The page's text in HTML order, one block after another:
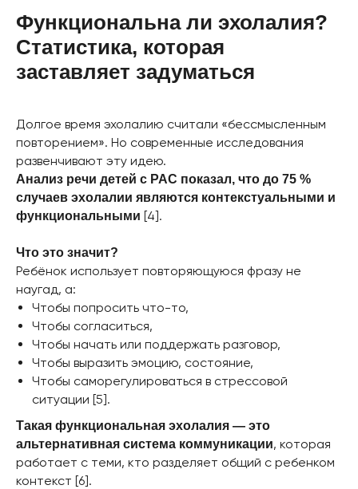
Функциональна ли эхолалия?
Статистика, которая
заставляет задуматься
Долгое время эхолалию считали «бессмысленным
повторением». Но современные исследования
развенчивают эту идею.
Анализ речи детей с РАС показал, что до 75 %
случаев эхолалии являются контекстуальными и
функциональными [4].
Что это значит?
Ребёнок использует повторяющуюся фразу не
наугад, а:
Чтобы попросить что-то,
Чтобы согласиться,
Чтобы начать или поддержать разговор,
Чтобы выразить эмоцию, состояние,
Чтобы саморегулироваться в стрессовой
ситуации [5].
Такая функциональная эхолалия — это
альтернативная система коммуникации, которая
работает с теми, кто разделяет общий с ребенком
контекст [6].
Нужно уметь самостоятельно искать,
критически оценивать методики
исследований и делать
обоснованные выводы.
вам инструменты для этого: от
подбора ключевых слов и работы с
базами данных до анализа статистики
и определения уровня достоверности
доказательств. Перестаньте зависеть
от чужого мнения — формируйте свое,
Запасайтесь знаниями, а не
стереотипами.
курсилекцию, чтобы говорить с
детьми на одном языке и понимать
истинные причины его поведения!